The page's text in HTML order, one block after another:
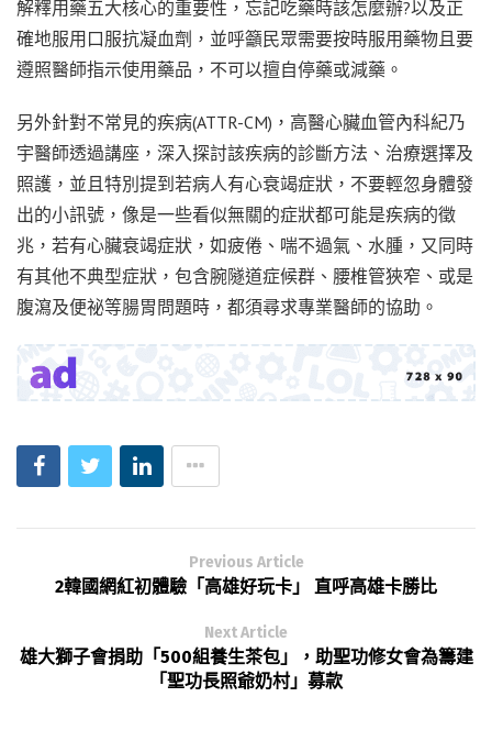
解釋用藥五大核心的重要性，忘記吃藥時該怎麼辦?以及正
確地服用口服抗凝血劑，並呼籲民眾需要按時服用藥物且要
遵照醫師指示使用藥品，不可以擅自停藥或減藥。
另外針對不常見的疾病(ATTR-CM)，高醫心臟血管內科紀乃
宇醫師透過講座，深入探討該疾病的診斷方法、治療選擇及
照護，並且特別提到若病人有心衰竭症狀，不要輕忽身體發
出的小訊號，像是一些看似無關的症狀都可能是疾病的徵
兆，若有心臟衰竭症狀，如疲倦、喘不過氣、水腫，又同時
有其他不典型症狀，包含腕隧道症候群、腰椎管狹窄、或是
腹瀉及便祕等腸胃問題時，都須尋求專業醫師的協助。
Previous Article
2韓國網紅初體驗「高雄好玩卡」 直呼高雄卡勝比
Next Article
雄大獅子會捐助「500組養生茶包」，助聖功修女會為籌建
「聖功長照爺奶村」募款